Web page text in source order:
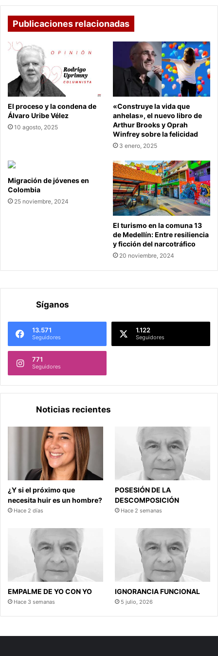
Publicaciones relacionadas
El proceso y la condena de
Álvaro Uribe Vélez
10 agosto, 2025
«Construye la vida que
anhelas», el nuevo libro de
Arthur Brooks y Oprah
Winfrey sobre la felicidad
3 enero, 2025
Migración de jóvenes en
Colombia
25 noviembre, 2024
El turismo en la comuna 13
de Medellín: Entre resiliencia
y ficción del narcotráfico
20 noviembre, 2024
Síganos
13.571
Seguidores
1.122
Seguidores
771
Seguidores
Noticias recientes
¿Y si el próximo que
necesita huir es un hombre?
Hace 2 días
POSESIÓN DE LA
DESCOMPOSICIÓN
Hace 2 semanas
EMPALME DE YO CON YO
Hace 3 semanas
IGNORANCIA FUNCIONAL
5 julio, 2026